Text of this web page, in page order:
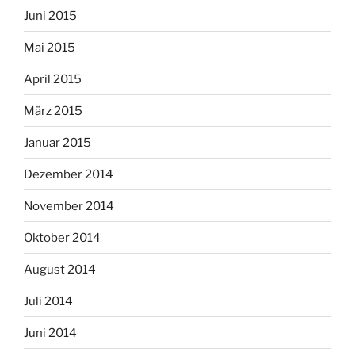
Juni 2015
Mai 2015
April 2015
März 2015
Januar 2015
Dezember 2014
November 2014
Oktober 2014
August 2014
Juli 2014
Juni 2014